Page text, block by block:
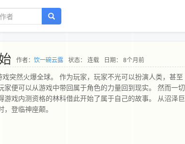
作者： 饮一碗云露 状态： 连载 日期： 8个月前
突然火爆全球。 作为玩家，玩家不光可以扮演人类，甚至
便可以从游戏中带回属于角色的力量回到现实。 然而一切
戏内测资格的林科借此开始了属于自己的故事。 从沼泽巨
登临神座颠。